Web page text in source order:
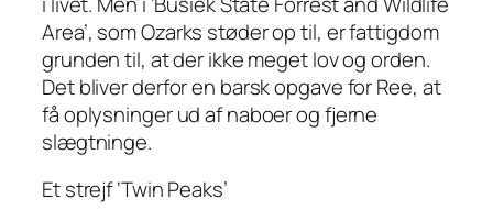
Area’, som Ozarks støder op til, er fattigdom
grunden til, at der ikke meget lov og orden.
Det bliver derfor en barsk opgave for Ree, at
få oplysninger ud af naboer og fjerne
slægtninge.
Et strejf ‘Twin Peaks’